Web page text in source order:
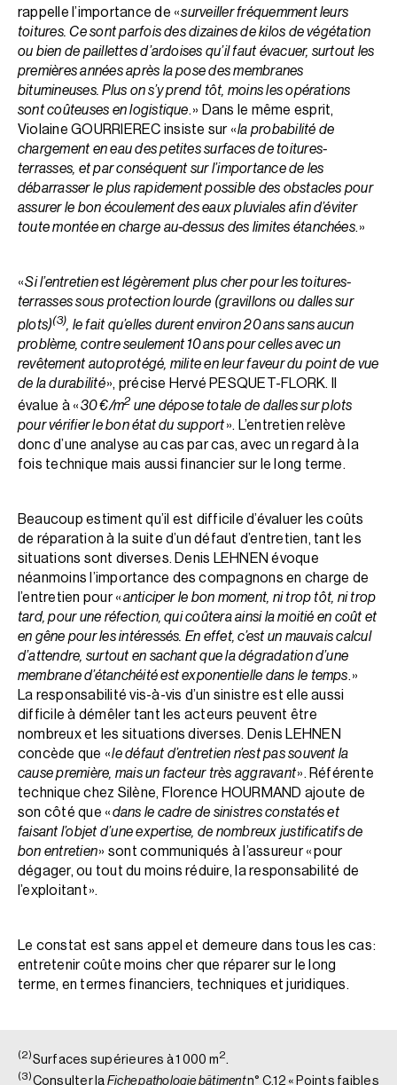
rappelle l’importance de «surveiller fréquemment leurs
toitures. Ce sont parfois des dizaines de kilos de végétation
ou bien de paillettes d’ardoises qu’il faut évacuer, surtout les
premières années après la pose des membranes
bitumineuses. Plus on s’y prend tôt, moins les opérations
sont coûteuses en logistique. » Dans le même esprit,
Violaine GOURRIEREC insiste sur «la probabilité de
chargement en eau des petites surfaces de toitures-
terrasses, et par conséquent sur l’importance de les
débarrasser le plus rapidement possible des obstacles pour
assurer le bon écoulement des eaux pluviales afin d’éviter
toute montée en charge au-dessus des limites étanchées. »
«Si l’entretien est légèrement plus cher pour les toitures-
terrasses sous protection lourde (gravillons ou dalles sur
plots)(3), le fait qu’elles durent environ 20 ans sans aucun
problème, contre seulement 10 ans pour celles avec un
revêtement autoprotégé, milite en leur faveur du point de vue
de la durabilité», précise Hervé PESQUET-FLORK. Il
évalue à «30 €/m2 une dépose totale de dalles sur plots
pour vérifier le bon état du support». L’entretien relève
donc d’une analyse au cas par cas, avec un regard à la
fois technique mais aussi financier sur le long terme.
Beaucoup estiment qu’il est difficile d’évaluer les coûts
de réparation à la suite d’un défaut d’entretien, tant les
situations sont diverses. Denis LEHNEN évoque
néanmoins l’importance des compagnons en charge de
l’entretien pour «anticiper le bon moment, ni trop tôt, ni trop
tard, pour une réfection, qui coûtera ainsi la moitié en coût et
en gêne pour les intéressés. En effet, c’est un mauvais calcul
d’attendre, surtout en sachant que la dégradation d’une
membrane d’étanchéité est exponentielle dans le temps. »
La responsabilité vis-à-vis d’un sinistre est elle aussi
difficile à démêler tant les acteurs peuvent être
nombreux et les situations diverses. Denis LEHNEN
concède que «le défaut d’entretien n’est pas souvent la
cause première, mais un facteur très aggravant». Référente
technique chez Silène, Florence HOURMAND ajoute de
son côté que «dans le cadre de sinistres constatés et
faisant l’objet d’une expertise, de nombreux justificatifs de
bon entretien» sont communiqués à l’assureur « pour
dégager, ou tout du moins réduire, la responsabilité de
l’exploitant ».
Le constat est sans appel et demeure dans tous les cas :
entretenir coûte moins cher que réparer sur le long
terme, en termes financiers, techniques et juridiques.
(2)Surfaces supérieures à 1 000 m2.
(3)Consulter la Fiche pathologie bâtimentn° C.12 « Points faibles